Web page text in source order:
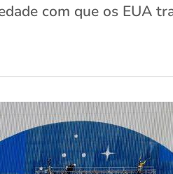
com que os EUA